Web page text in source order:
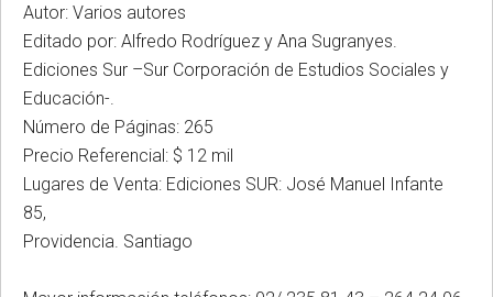
Autor: Varios autores
Editado por: Alfredo Rodríguez y Ana Sugranyes.
Ediciones Sur –Sur Corporación de Estudios Sociales y
Educación-.
Número de Páginas: 265
Precio Referencial: $ 12 mil
Lugares de Venta: Ediciones SUR: José Manuel Infante
85,
Providencia. Santiago